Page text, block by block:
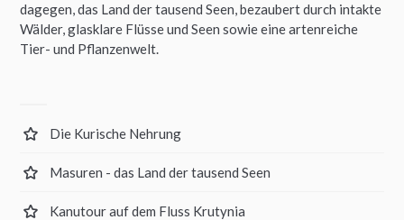
dagegen, das Land der tausend Seen, bezaubert durch intakte
Wälder, glasklare Flüsse und Seen sowie eine artenreiche
Tier- und Pflanzenwelt.
Die Kurische Nehrung
Masuren - das Land der tausend Seen
Kanutour auf dem Fluss Krutynia